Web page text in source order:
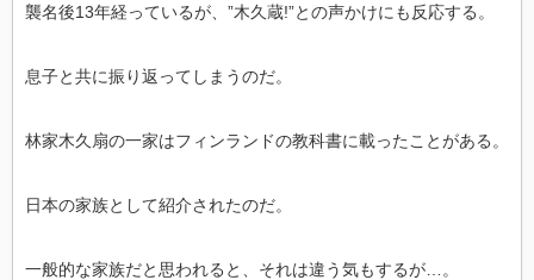
襲名後13年経っているが、”木久蔵!”との声かけにも反応する。
息子と共に振り返ってしまうのだ。
林家木久扇の一家はフィンランドの教科書に載ったことがある。
日本の家族として紹介されたのだ。
一般的な家族だと思われると、それは違う気もするが…。